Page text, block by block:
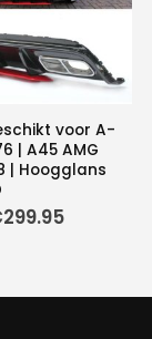
voor A-
| A45 AMG
| Hoogglans
299.95Huidige